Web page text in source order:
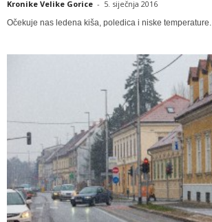
Kronike Velike Gorice - 5. siječnja 2016
Očekuje nas ledena kiša, poledica i niske temperature.